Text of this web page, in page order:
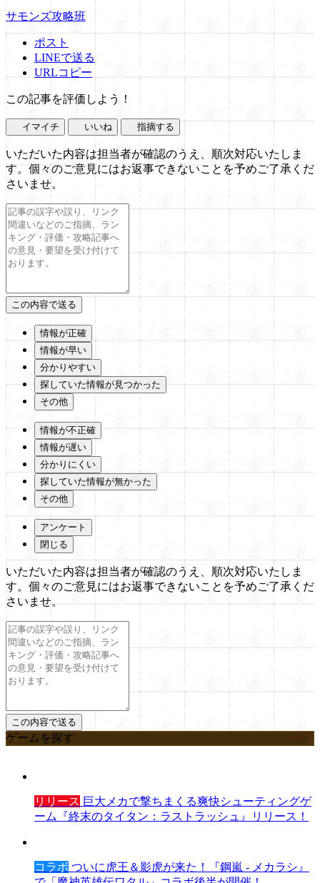
サモンズ攻略班
ポスト
LINEで送る
URLコピー
この記事を評価しよう！
イマイチ いいね 指摘する
いただいた内容は担当者が確認のうえ、順次対応いたしま
す。個々のご意見にはお返事できないことを予めご了承くだ
さいませ。
情報が正確
情報が早い
分かりやすい
探していた情報が見つかった
その他
情報が不正確
情報が遅い
分かりにくい
探していた情報が無かった
その他
アンケート
閉じる
いただいた内容は担当者が確認のうえ、順次対応いたしま
す。個々のご意見にはお返事できないことを予めご了承くだ
さいませ。
ゲームを探す
リリース 巨大メカで撃ちまくる爽快シューティングゲ
ーム『終末のタイタン：ラストラッシュ』リリース！
コラボ ついに虎王＆影虎が来た！『鋼嵐 - メカラシ』